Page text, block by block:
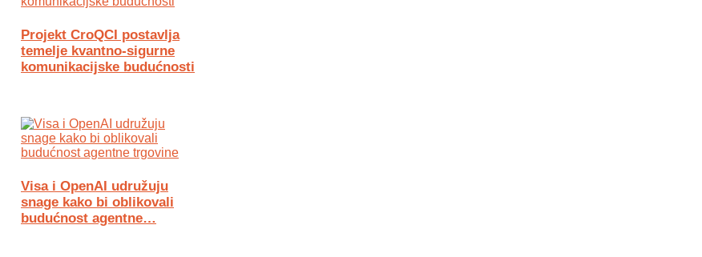
Projekt CroQCI postavlja
temelje kvantno-sigurne
komunikacijske budućnosti
Visa i OpenAI udružuju
snage kako bi oblikovali
budućnost agentne…